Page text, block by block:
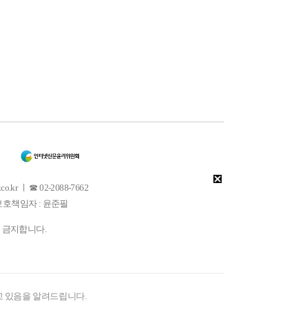
ㅣ ☎ 02-2088-7662
호책임자 : 윤준필
금지합니다.
있음을 알려드립니다.